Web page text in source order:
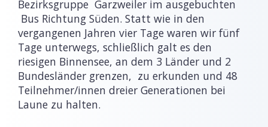
Bezirksgruppe Garzweiler im ausgebuchten
Bus Richtung Süden. Statt wie in den
vergangenen Jahren vier Tage waren wir fünf
Tage unterwegs, schließlich galt es den
riesigen Binnensee, an dem 3 Länder und 2
Bundesländer grenzen, zu erkunden und 48
Teilnehmer/innen dreier Generationen bei
Laune zu halten.